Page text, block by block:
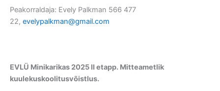
Peakorraldaja: Evely Palkman 566 477
22, evelypalkman@gmail.com
EVLÜ Minikarikas 2025 II etapp. Mitteametlik
kuulekuskoolitusvõistlus.